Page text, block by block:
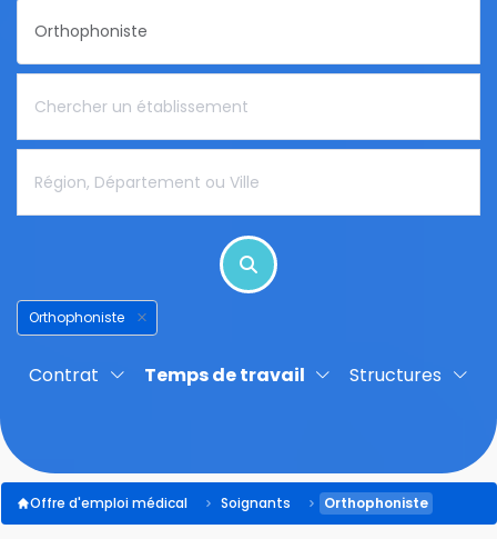
Orthophoniste
Contrat Temps de travail Structures
Offre d'emploi médical Soignants Orthophoniste